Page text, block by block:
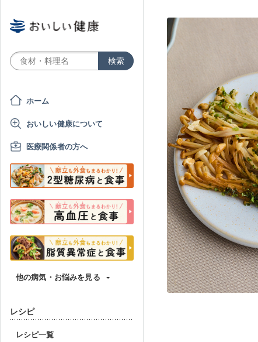
ホーム
おいしい健康について
医療関係者の方へ
他の病気・お悩みを見る
レシピ
レシピ一覧